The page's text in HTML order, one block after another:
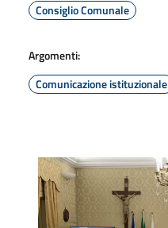
Consiglio Comunale
Argomenti:
Comunicazione istituzionale